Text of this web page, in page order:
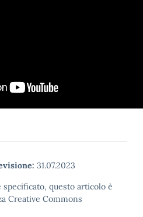
31.07.2023
questo articolo è
Creative Commons